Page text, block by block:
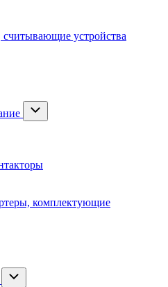
устройства
комплектующие